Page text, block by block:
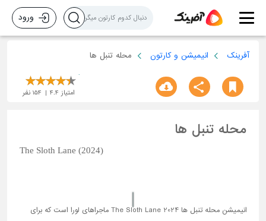
ورود
آفرینک انیمیشن و کارتون محله تنبل ها
امتیاز 4.4
154 نفر
محله تنبل ها
The Sloth Lane (2024)
انیمیشن محله تنبل ها The Sloth Lane 2024 ماجراهای لورا است که برای